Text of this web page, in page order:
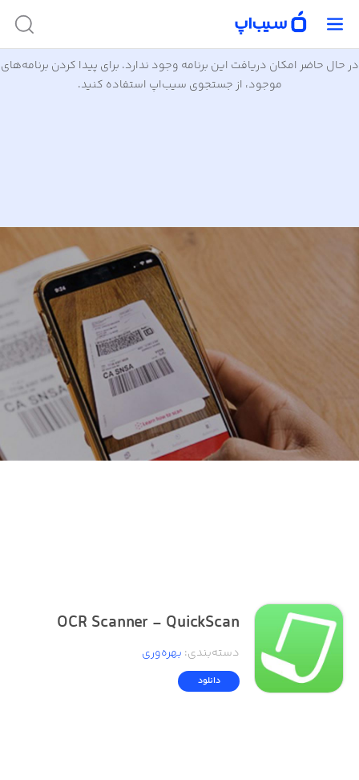
در حال حاضر امکان دریافت این برنامه وجود ندارد. برای پیدا کردن برنامه‌های
موجود، از جستجوی سیب‌اپ استفاده کنید.
OCR Scanner - QuickScan
دسته‌بندی: بهره‌وری
دانلود